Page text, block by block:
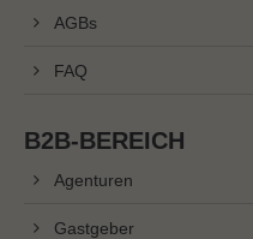
AGBs
FAQ
B2B-BEREICH
Agenturen
Gastgeber